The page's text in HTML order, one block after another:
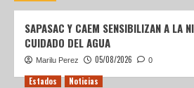
SAPASAC Y CAEM SENSIBILIZAN A LA
CUIDADO DEL AGUA
Marilu Perez 05/08/2026 0
Estados Noticias